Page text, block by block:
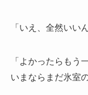
「いえ、全然いい
「よかったらもう
いまならまだ氷室